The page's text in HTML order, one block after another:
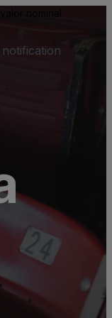
nominal.
notification